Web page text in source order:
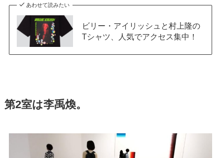
あわせて読みたい
ビリー・アイリッシュと村上隆の
Tシャツ、人気でアクセス集中！
第2室は李禹煥。